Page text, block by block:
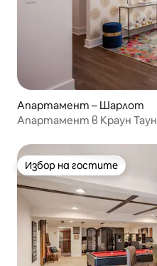
Апартамент – Шарлот
Апартамент в Краун Таун
Избор на гостите
Избор на гостите